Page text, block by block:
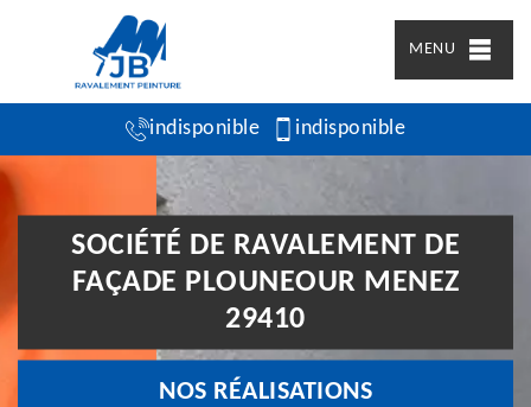
MENU
indisponible indisponible
SOCIÉTÉ DE RAVALEMENT DE
FAÇADE PLOUNEOUR MENEZ
29410
NOS RÉALISATIONS